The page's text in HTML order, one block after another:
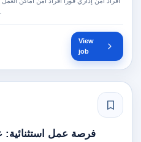
View
job
فرصة عمل استثنائية: